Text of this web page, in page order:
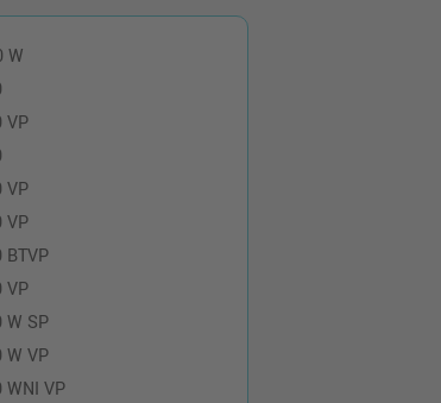
W
VP
VP
VP
BTVP
VP
W SP
W VP
WNI VP